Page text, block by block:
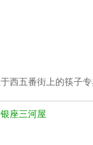
西五番街上的筷子专
银座三河屋